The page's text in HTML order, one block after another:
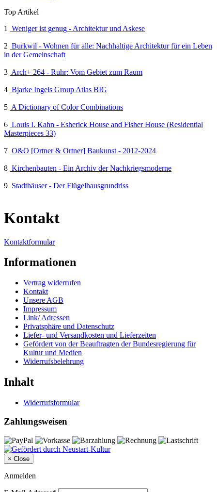
Top Artikel
1
Weniger ist genug - Architektur und Askese
2 Burkwil - Wohnen für alle: Nachhaltige Architektur für ein Leben
in der Gemeinschaft
3 Arch+ 264 - Ruhr: Vom Gebiet zum Raum
4 Bjarke Ingels Group Atlas BIG
5 A Dictionary of Color Combinations
6 Louis I. Kahn - Esherick House and Fisher House (Residential
Masterpieces 33)
7 O&O [Ortner & Ortner] Baukunst - 2012-2024
8 Kirchenbauten - Ein Archiv der Nachkriegsmoderne
9 Stadthäuser - Der Flügelhausgrundriss
Kontakt
Kontaktformular
Informationen
Vertrag widerrufen
Kontakt
Unsere AGB
Impressum
Link/ Adressen
Privatsphäre und Datenschutz
Liefer- und Versandkosten und Lieferzeiten
Gefördert von der Beauftragten der Bundesregierung für
Kultur und Medien
Widerrufsbelehrung
Inhalt
Widerrufsformular
Zahlungsweisen
× Close
Anmelden